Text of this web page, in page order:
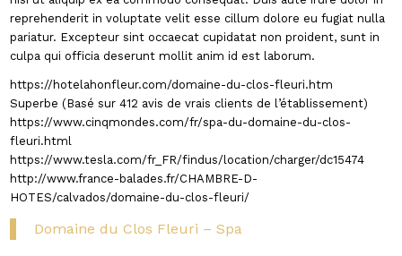
reprehenderit in voluptate velit esse cillum dolore eu fugiat nulla
pariatur. Excepteur sint occaecat cupidatat non proident, sunt in
culpa qui officia deserunt mollit anim id est laborum.
https://hotelahonfleur.com/domaine-du-clos-fleuri.htm
Superbe (Basé sur 412 avis de vrais clients de l’établissement)
https://www.cinqmondes.com/fr/spa-du-domaine-du-clos-
fleuri.html
https://www.tesla.com/fr_FR/findus/location/charger/dc15474
http://www.france-balades.fr/CHAMBRE-D-
HOTES/calvados/domaine-du-clos-fleuri/
Domaine du Clos Fleuri – Spa